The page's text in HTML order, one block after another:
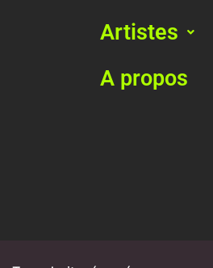
Artistes
A propos